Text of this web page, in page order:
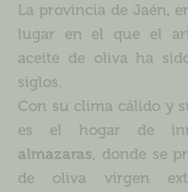
La provincia de Jaén,
lugar en el que el
aceite de oliva ha
siglos.
Con su clima cálido y
es el hogar de
almazaras, donde se
de oliva virgen